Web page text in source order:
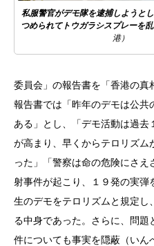
私服警官がデモ隊を逮捕しようと
つめられてトウガラシスプレーを
港）
委員会」の報告書を「香港の真
報告書では「昨年のデモは公
ある」とし、「デモ活動は過
が高まり、早くからテロリズム
った」「警察は命の危険にさ
射事件が起こり、１９発の実
生のデモをテロリズムと規定し
る中身であった。さらに、問
件についても事実を隠蔽（いん